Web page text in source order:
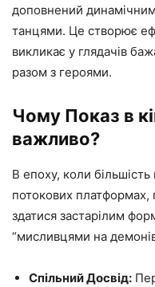
доповнений
танцями. Це створює
викликає у глядачів
разом з героями.
Чому Показ в
важливо?
В епоху, коли
потокових платформах,
здатися застарілим
“мисливцями на
Спільний Досвід: